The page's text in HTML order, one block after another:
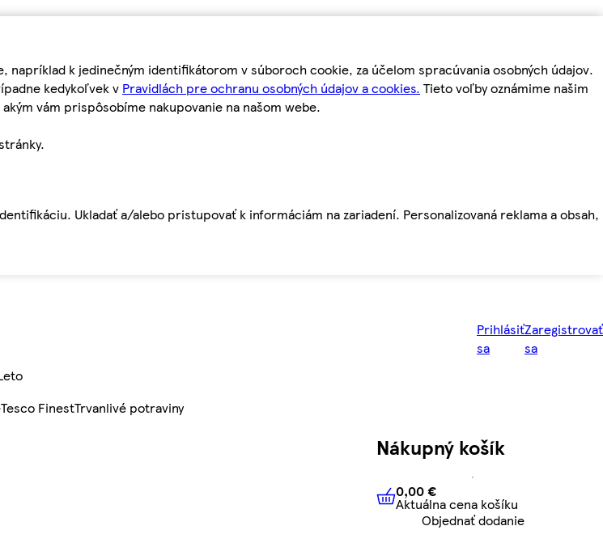
k jedinečným identifikátorom v súboroch cookie, za účelom spracúvania osobných údajov.
kedykoľvek v Pravidlách pre ochranu osobných údajov a cookies. Tieto voľby oznámime našim
vám prispôsobíme nakupovanie na našom webe.
Ukladať a/alebo pristupovať k informáciám na zariadení. Personalizovaná reklama a obsah,
Prihlásiť
sa
Zaregistrovať
sa
Tesco FinestTrvanlivé potraviny
Nákupný košík
0,00 € Aktuálna cena košíku
0,00 €
Aktuálna cena košíku
Objednať dodanie